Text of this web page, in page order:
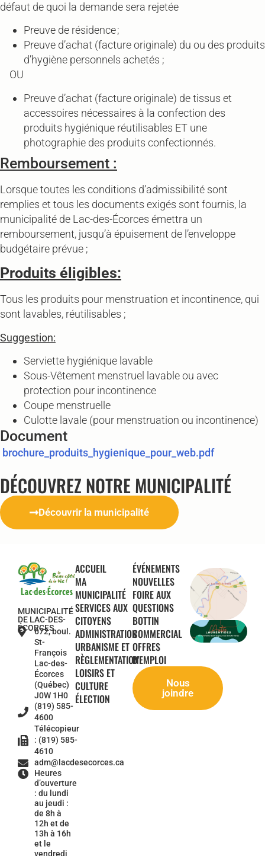
défaut de quoi la demande sera rejetée
Preuve de résidence ;
Preuve d’achat (facture originale) du ou des produits
d’hygiène personnels achetés ;
OU
Preuve d’achat (facture originale) de tissus et
accessoires nécessaires à la confection des
produits hygiénique réutilisables ET une
photographie des produits confectionnés.
Remboursement :
Lorsque toutes les conditions d’admissibilité sont
remplies et tous les documents exigés sont fournis, la
municipalité de Lac-des-Écorces émettra un
remboursement, jusqu’à épuisement de l’enveloppe
budgétaire prévue ;
Produits éligibles:
Tous les produits pour menstruation et incontinence, qui
sont lavables, réutilisables ;
Suggestion:
Serviette hygiénique lavable
Sous-Vêtement menstruel lavable ou avec
protection pour incontinence
Coupe menstruelle
Culotte lavale (pour menstruation ou incontinence)
Document
brochure_produits_hygienique_pour_web.pdf
DÉCOUVREZ NOTRE MUNICIPALITÉ
Découvrir la municipalité
MUNICIPALITÉ
DE LAC-DES-
ÉCORCES
672, boul.
St-
François
Lac-des-
Écorces
(Québec)
J0W 1H0
(819) 585-
4600
Télécopieur
: (819) 585-
4610
adm@lacdesecorces.ca
Heures
d’ouverture
: du lundi
au jeudi :
de 8h à
12h et de
13h à 16h
et le
vendredi
ACCUEIL
MA
MUNICIPALITÉ
SERVICES AUX
CITOYENS
ADMINISTRATION
URBANISME ET
RÈGLEMENTATION
LOISIRS ET
CULTURE
ÉLECTION
ÉVÉNEMENTS
NOUVELLES
FOIRE AUX
QUESTIONS
BOTTIN
COMMERCIAL
OFFRES
D'EMPLOI
Nous
joindre